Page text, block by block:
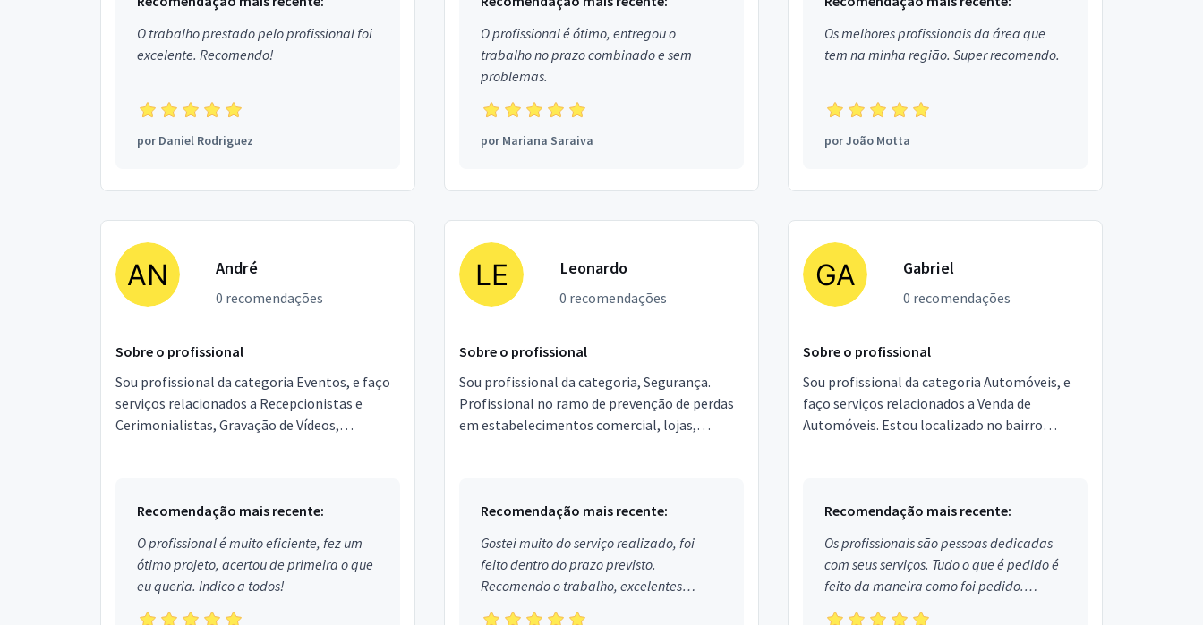
O trabalho prestado pelo profissional foi
excelente. Recomendo!
porDaniel Rodriguez
O profissional é ótimo, entregou o
trabalho no prazo combinado e sem
problemas.
porMariana Saraiva
Os melhores profissionais da área que
tem na minha região. Super recomendo.
porJoão Motta
André
0 recomendações
Sobre o profissional
Sou profissional da categoria Eventos, e faço
serviços relacionados a Recepcionistas e
Cerimonialistas, Gravação de Vídeos,
Recomendação mais recente:
O profissional é muito eficiente, fez um
ótimo projeto, acertou de primeira o que
eu queria. Indico a todos!
Leonardo
0 recomendações
Sobre o profissional
Sou profissional da categoria, Segurança.
Profissional no ramo de prevenção de perdas
em estabelecimentos comercial, lojas,
Recomendação mais recente:
Gostei muito do serviço realizado, foi
feito dentro do prazo previsto.
Recomendo o trabalho, excelentes
profissionais.
Gabriel
0 recomendações
Sobre o profissional
Sou profissional da categoria Automóveis, e
faço serviços relacionados a Venda de
Automóveis. Estou localizado no bairro
Recomendação mais recente:
Os profissionais são pessoas dedicadas
com seus serviços. Tudo o que é pedido é
feito da maneira como foi pedido.
Aprovado!